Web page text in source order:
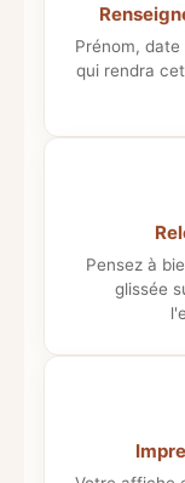
Prénom,
qui rendra
Pensez à
glissée